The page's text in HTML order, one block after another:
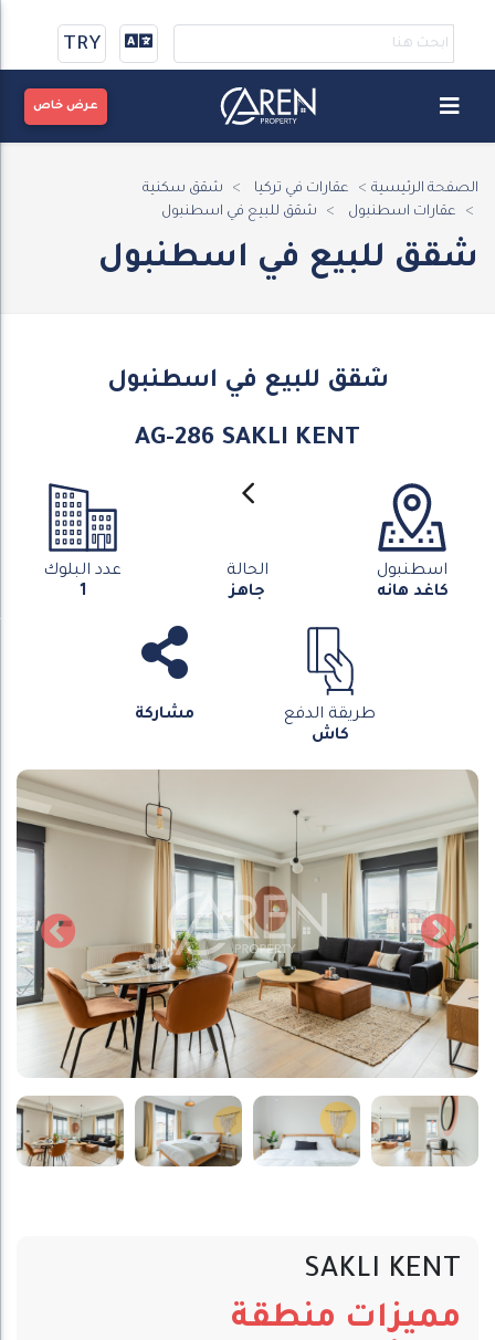
TRY
عرض خاص
الصفحة الرئيسية عقارات في تركيا
شقق سكنية
عقارات اسطنبول
شقق للبيع في اسطنبول
شقق للبيع في اسطنبول
شقق للبيع في اسطنبول
AG-286 SAKLI KENT
اسطنبول
كاغد هانه
الحالة
جاهز
عدد البلوك
1
طريقة الدفع
كاش
مشاركة
SAKLI KENT
مميزات منطقة